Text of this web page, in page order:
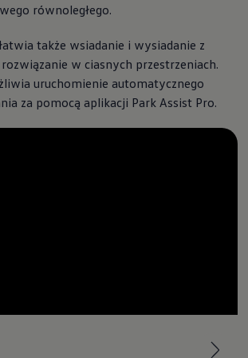
sportowe
aut używanych
dla firm
finansowy
Volkswagena
biznesu
i aktualizacje
równoległego.
także wsiadanie i wysiadanie z
w ciasnych przestrzeniach.
uruchomienie automatycznego
za pomocą aplikacji Park Assist Pro.